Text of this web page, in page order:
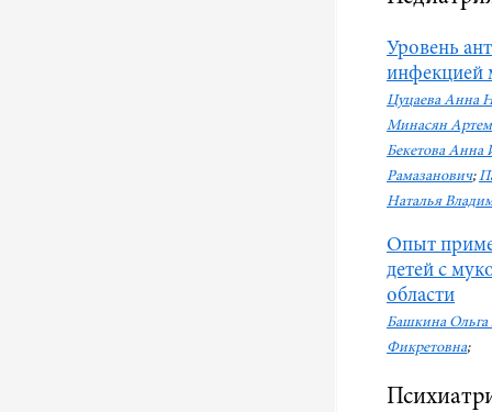
Уровень
инфекцией
Цуцаева Анна
Минасян
Бекетова Анна
Рамазанович;
Наталья
Опыт
детей с
области
Башкина Ольга
Фикретовна;